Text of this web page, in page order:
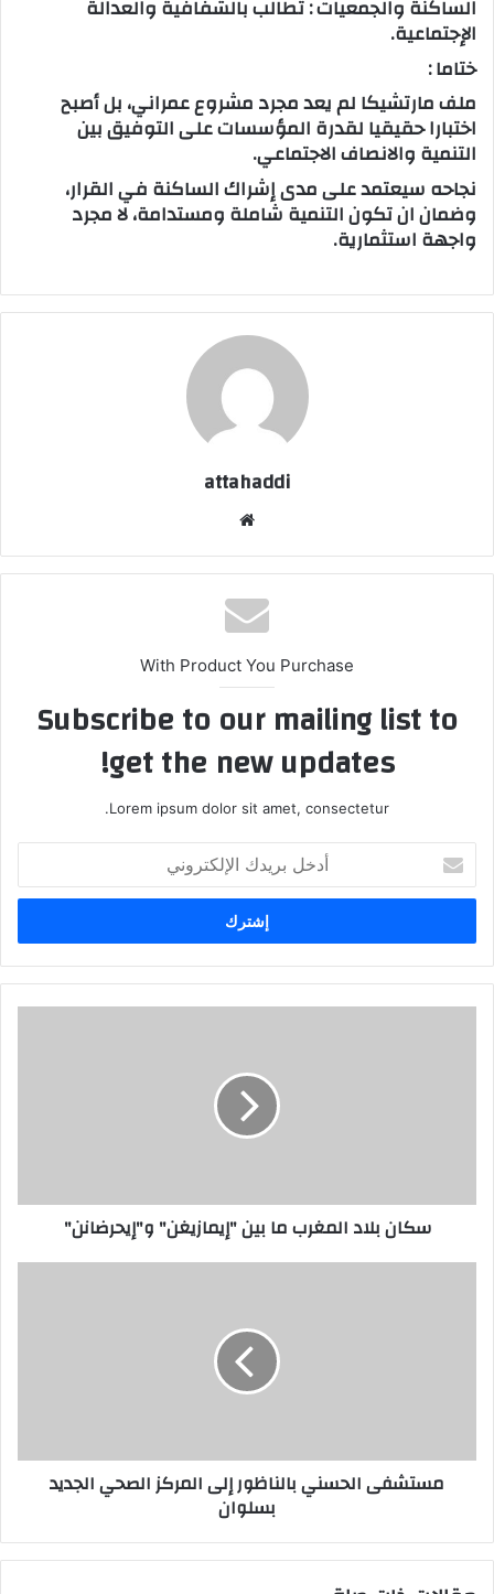
الساكنة والجمعيات : تطالب بالشفافية والعدالة
الإجتماعية.
ختاما :
ملف مارتشيكا لم يعد مجرد مشروع عمراني، بل أصبح
اختبارا حقيقيا لقدرة المؤسسات على التوفيق بين
التنمية والانصاف الاجتماعي.
نجاحه سيعتمد على مدى إشراك الساكنة في القرار،
وضمان ان تكون التنمية شاملة ومستدامة، لا مجرد
واجهة استثمارية.
attahaddi
الوي
ب
With Product You Purchase
Subscribe to our mailing list to
get the new updates!
Lorem ipsum dolor sit amet, consectetur.
خ
ب
ر
ر
سكان بلاد المغرب ما بين "إيمازيغن" و"إيحرضانن"
مستشفى الحسني بالناظور إلى المركز الصحي الجديد
بسلوان